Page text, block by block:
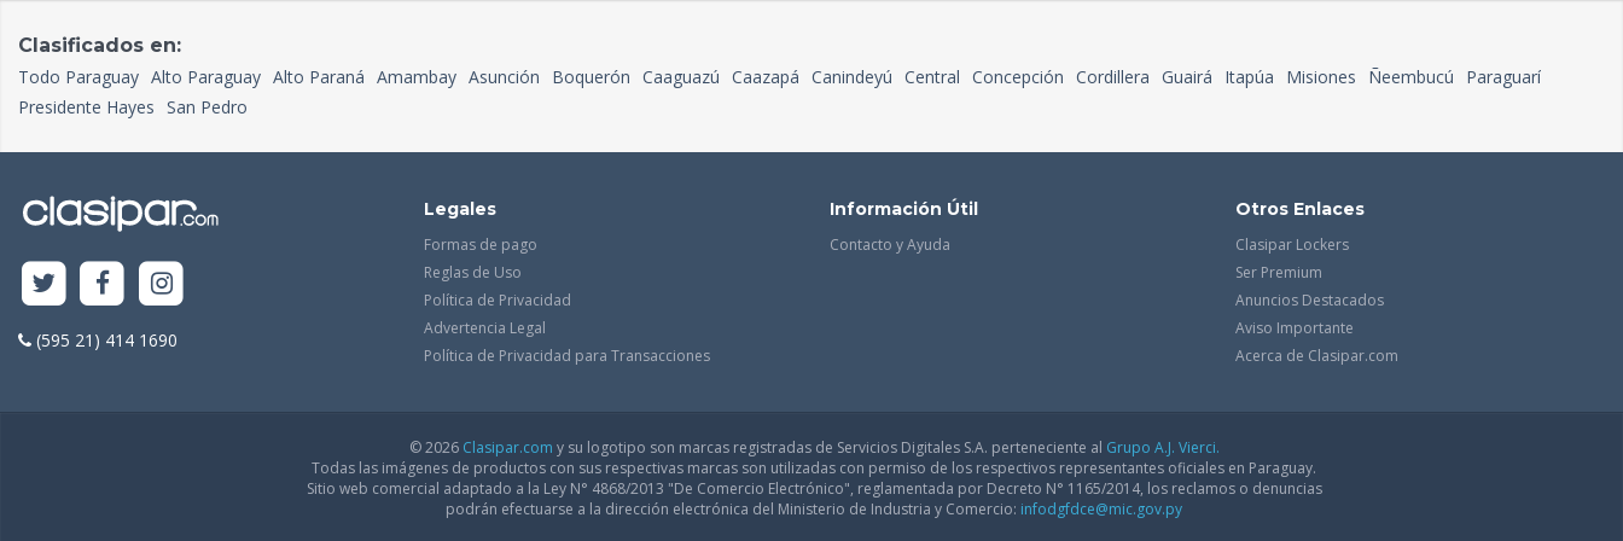
Clasificados en:
Todo Paraguay Alto Paraguay Alto Paraná Amambay Asunción Boquerón Caaguazú Caazapá Canindeyú Central Concepción Cordillera Guairá Itapúa Misiones Ñeembucú
Paraguarí
Presidente Hayes San Pedro
(595 21) 414 1690
Legales
Formas de pago
Reglas de Uso
Política de Privacidad
Advertencia Legal
Política de Privacidad para Transacciones
Información Útil
Contacto y Ayuda
Otros Enlaces
Clasipar Lockers
Ser Premium
Anuncios Destacados
Aviso Importante
Acerca de Clasipar.com
© 2026 Clasipar.com y su logotipo son marcas registradas de Servicios Digitales S.A. perteneciente al Grupo A.J. Vierci.
Todas las imágenes de productos con sus respectivas marcas son utilizadas con permiso de los respectivos representantes oficiales en Paraguay.
Sitio web comercial adaptado a la Ley N° 4868/2013 "De Comercio Electrónico", reglamentada por Decreto N° 1165/2014, los reclamos o denuncias
podrán efectuarse a la dirección electrónica del Ministerio de Industria y Comercio: infodgfdce@mic.gov.py